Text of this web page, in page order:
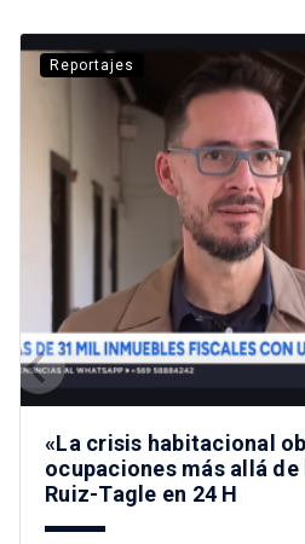
Reportajes
«La crisis habitacional
ocupaciones más allá
Ruiz-Tagle en 24 H